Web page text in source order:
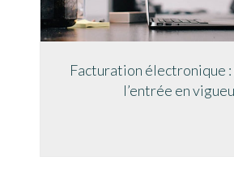
Facturation électronique
l’entrée en